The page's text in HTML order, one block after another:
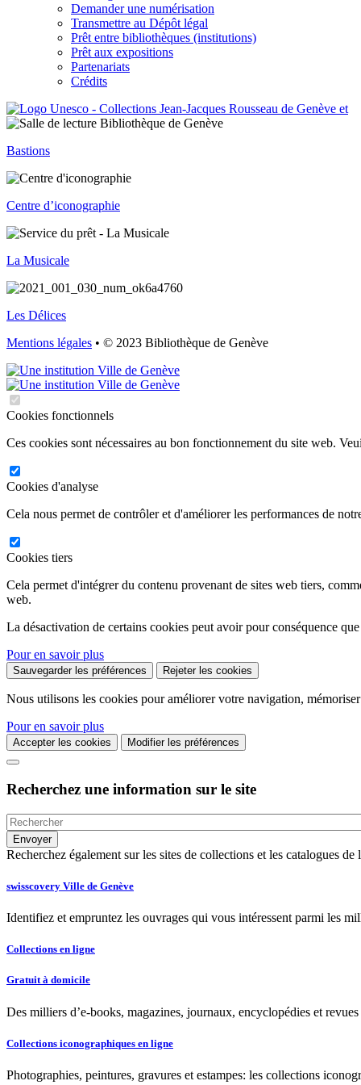
Demander une numérisation
Transmettre au Dépôt légal
Prêt entre bibliothèques (institutions)
Prêt aux expositions
Partenariats
Crédits
Bastions
Centre d’iconographie
La Musicale
Les Délices
Mentions légales • © 2023 Bibliothèque de Genève
Cookies fonctionnels
Ces cookies sont nécessaires au bon fonctionnement du site web.
Cookies d'analyse
Cela nous permet de contrôler et d'améliorer les performances de
Cookies tiers
Cela permet d'intégrer du contenu provenant de sites web tiers,
web.
La désactivation de certains cookies peut avoir pour conséquence
Pour en savoir plus
Sauvegarder les préférences Rejeter les cookies
Nous utilisons les cookies pour améliorer votre navigation,
Pour en savoir plus
Accepter les cookies Modifier les préférences
Recherchez une information sur le site
Recherchez également sur les sites de collections et les catalogues
swisscovery Ville de Genève
Identifiez et empruntez les ouvrages qui vous intéressent parmi les
Collections en ligne
Gratuit à domicile
Des milliers d’e-books, magazines, journaux, encyclopédies et
Collections iconographiques en ligne
Photographies, peintures, gravures et estampes: les collections